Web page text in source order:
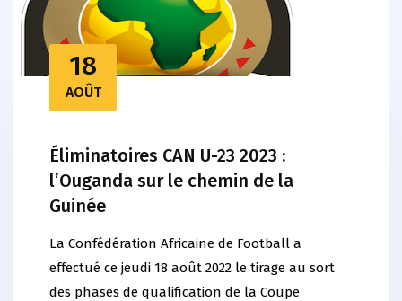
18
AOÛT
Éliminatoires CAN U-23 2023 :
l’Ouganda sur le chemin de la
Guinée
La Confédération Africaine de Football a
effectué ce jeudi 18 août 2022 le tirage au sort
des phases de qualification de la Coupe